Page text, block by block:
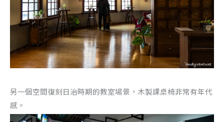
另一個空間復刻日治時期的教室場景，木製課桌椅非常有年代
感。